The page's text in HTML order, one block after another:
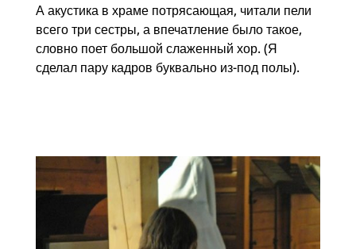
А акустика в храме потрясающая, читали пели
всего три сестры, а впечатление было такое,
словно поет большой слаженный хор. (Я
сделал пару кадров буквально из-под полы).